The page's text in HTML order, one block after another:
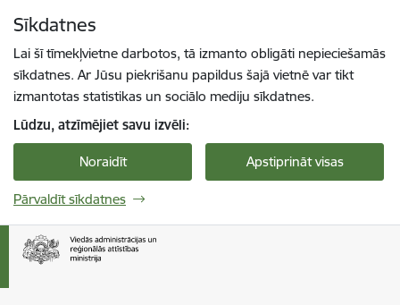
Sīkdatnes
Lai šī tīmekļvietne darbotos, tā izmanto obligāti nepieciešamās
sīkdatnes. Ar Jūsu piekrišanu papildus šajā vietnē var tikt
izmantotas statistikas un sociālo mediju sīkdatnes.
Lūdzu, atzīmējiet savu izvēli:
Noraidīt Apstiprināt visas
Pārvaldīt sīkdatnes